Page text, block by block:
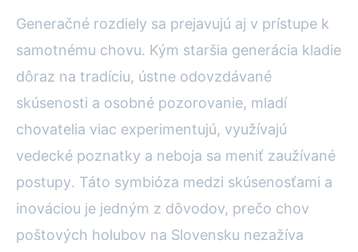
Generačné rozdiely sa prejavujú aj v prístupe k
samotnému chovu. Kým staršia generácia kladie
dôraz na tradíciu, ústne odovzdávané
skúsenosti a osobné pozorovanie, mladí
chovatelia viac experimentujú, využívajú
vedecké poznatky a neboja sa meniť zaužívané
postupy. Táto symbióza medzi skúsenosťami a
inováciou je jedným z dôvodov, prečo chov
poštových holubov na Slovensku nezažíva